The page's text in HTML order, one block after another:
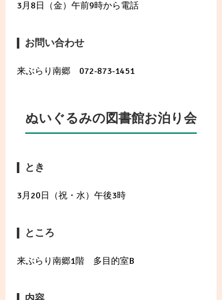
3月8日（金）午前9時から電話
お問い合わせ
来ぶらり南郷 072-873-1451
ぬいぐるみの図書館お泊り会
とき
3月20日（祝・水）午後3時
ところ
来ぶらり南郷1階 多目的室B